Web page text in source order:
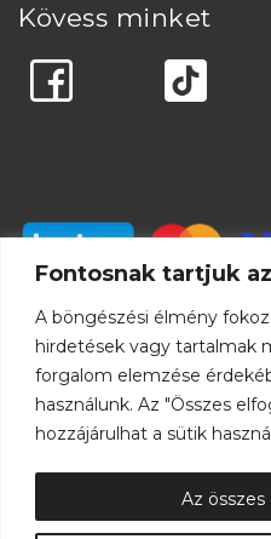
Fontosnak tartjuk
A böngészési élmény
hirdetések vagy tartalmak
forgalom elemzése
használunk. Az "Összes
hozzájárulhat a sütik
Az összes
Kövess minket